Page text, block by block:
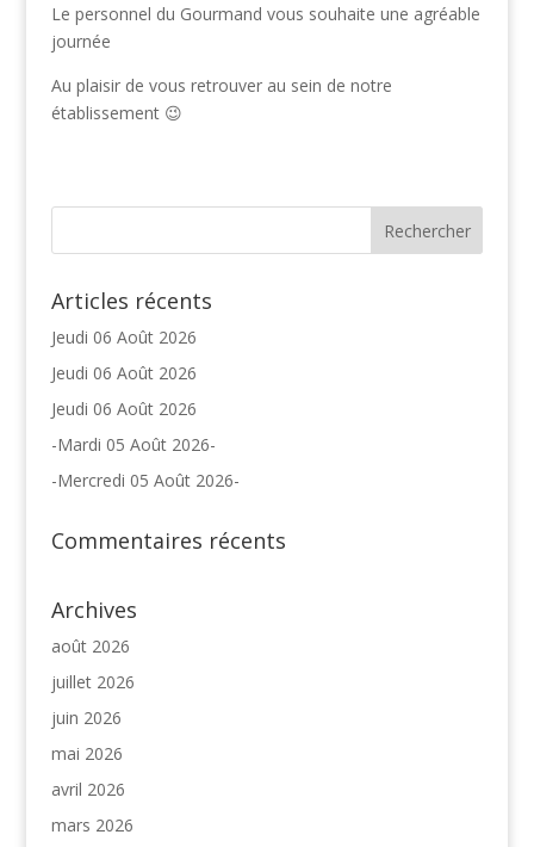
Le personnel du Gourmand vous souhaite une agréable
journée
Au plaisir de vous retrouver au sein de notre
établissement 😉
Articles récents
Jeudi 06 Août 2026
Jeudi 06 Août 2026
Jeudi 06 Août 2026
-Mardi 05 Août 2026-
-Mercredi 05 Août 2026-
Commentaires récents
Archives
août 2026
juillet 2026
juin 2026
mai 2026
avril 2026
mars 2026